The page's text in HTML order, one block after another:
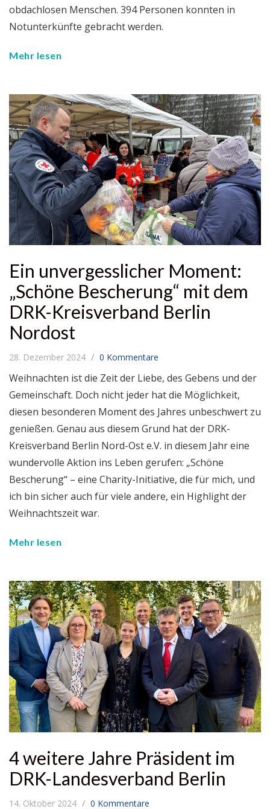
obdachlosen Menschen. 394 Personen konnten in
Notunterkünfte gebracht werden.
Mehr lesen
Ein unvergesslicher Moment:
„Schöne Bescherung“ mit dem
DRK-Kreisverband Berlin
Nordost
28. Dezember 2024 0 Kommentare
Weihnachten ist die Zeit der Liebe, des Gebens und der
Gemeinschaft. Doch nicht jeder hat die Möglichkeit,
diesen besonderen Moment des Jahres unbeschwert zu
genießen. Genau aus diesem Grund hat der DRK-
Kreisverband Berlin Nord-Ost e.V. in diesem Jahr eine
wundervolle Aktion ins Leben gerufen: „Schöne
Bescherung“ – eine Charity-Initiative, die für mich, und
ich bin sicher auch für viele andere, ein Highlight der
Weihnachtszeit war.
Mehr lesen
4 weitere Jahre Präsident im
DRK-Landesverband Berlin
14. Oktober 2024 0 Kommentare